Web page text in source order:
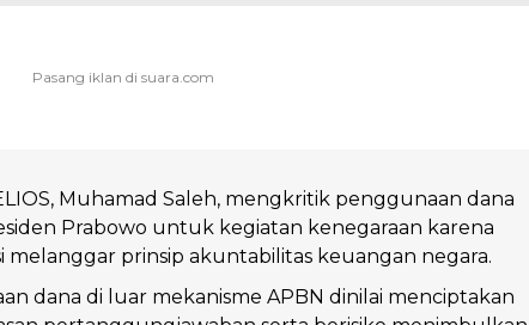
Muhamad Saleh, mengkritik penggunaan dana
Prabowo untuk kegiatan kenegaraan karena
melanggar prinsip akuntabilitas keuangan negara.
dana di luar mekanisme APBN dinilai menciptakan